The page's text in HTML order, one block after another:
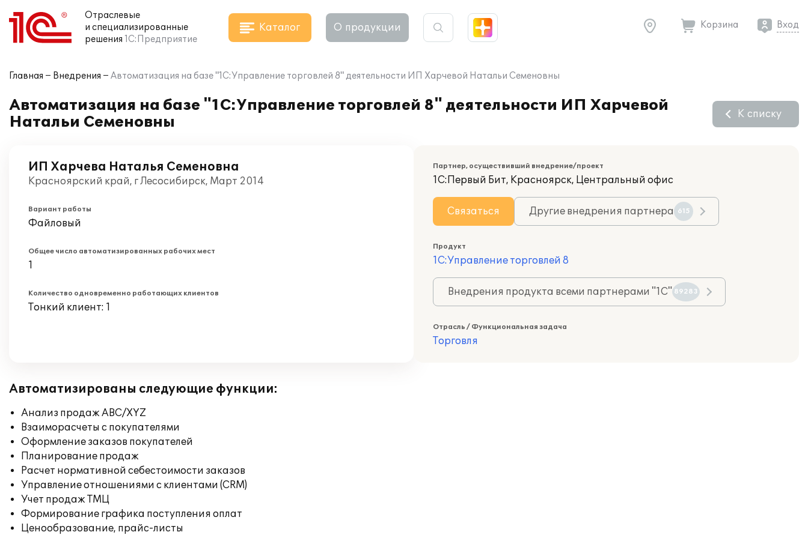
Отраслевые
и специализированные
решения 1С:Предприятие
Каталог О продукции Корзина Вход
Главная Внедрения Автоматизация на базе "1С:Управление торговлей 8" деятельности ИП Харчевой Натальи Семеновны
Автоматизация на базе "1С:Управление торговлей 8" деятельности ИП Харчевой
Натальи Семеновны
К списку
ИП Харчева Наталья Семеновна
Красноярский край, г Лесосибирск, Март 2014
Вариант работы
Файловый
Общее число автоматизированных рабочих мест
1
Количество одновременно работающих клиентов
Тонкий клиент: 1
Партнер, осуществивший внедрение/проект
1С:Первый Бит, Красноярск, Центральный офис
Связаться Другие внедрения партнера 615
Продукт
1С:Управление торговлей 8
Внедрения продукта всеми партнерами "1С" 89283
Отрасль / Функциональная задача
Торговля
Автоматизированы следующие функции:
Анализ продаж ABC/XYZ
Взаиморасчеты с покупателями
Оформление заказов покупателей
Планирование продаж
Расчет нормативной себестоимости заказов
Управление отношениями с клиентами (CRM)
Учет продаж ТМЦ
Формирование графика поступления оплат
Ценообразование, прайс-листы